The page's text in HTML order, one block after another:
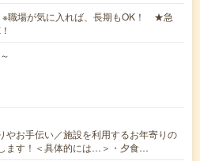
職場が気に入れば、長期もOK！ ★急
やお手伝い／施設を利用するお年寄りの
ます！＜具体的には…＞・夕食…